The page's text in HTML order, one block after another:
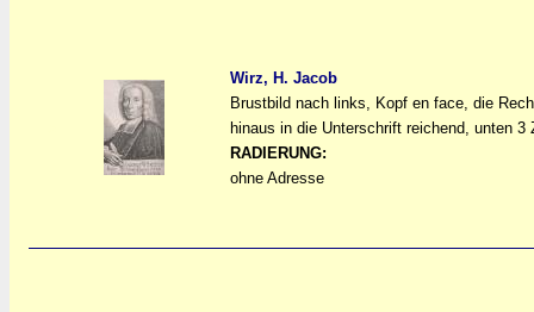
Wirz, H. Jacob
Brustbild nach links, Kopf en face, die
hinaus in die Unterschrift reichend, unten 3
RADIERUNG:
ohne Adresse